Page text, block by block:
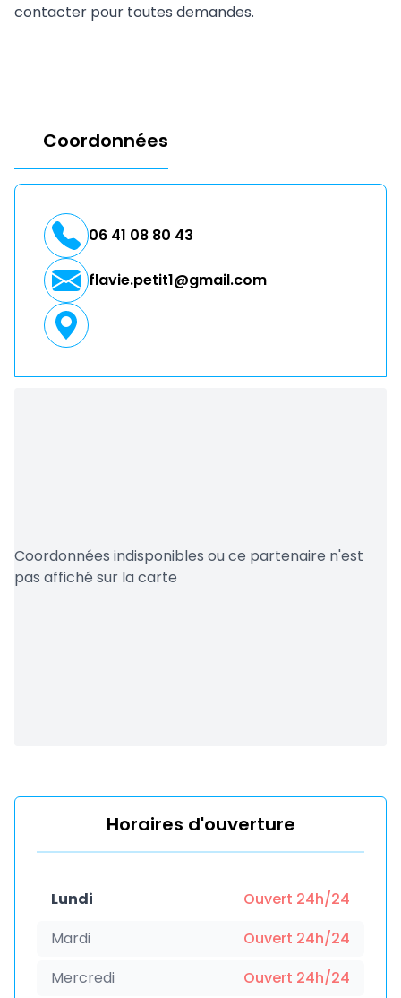
contacter pour toutes demandes.
Coordonnées
06 41 08 80 43
flavie.petit1@gmail.com
Coordonnées indisponibles ou ce partenaire n'est
pas affiché sur la carte
Horaires d'ouverture
Lundi
Ouvert 24h/24
Mardi
Ouvert 24h/24
Mercredi
Ouvert 24h/24